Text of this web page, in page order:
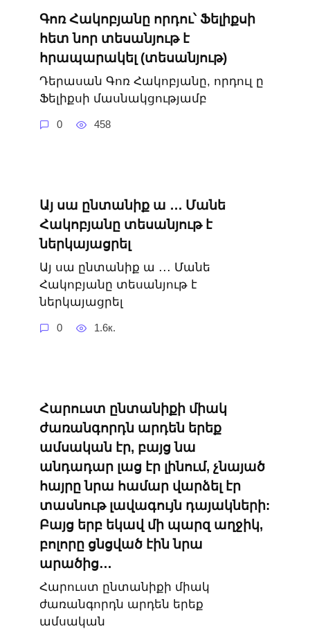
Գոռ Հակոբյանը որդու՝ Ֆելիքսի
հետ նոր տեսանյութ է
հրապարակել (տեսանյութ)
Դերասան Գոռ Հակոբյանը, որդուլ ը
Ֆելիքսի մասնակցությամբ
0 458
Այ սա ընտանիք ա ․․․ Մանե
Հակոբյանը տեսանյութ է
ներկայացրել
Այ սա ընտանիք ա ․․․ Մանե
Հակոբյանը տեսանյութ է
ներկայացրել
0 1.6к.
Հարուստ ընտանիքի միակ
ժառանգորդն արդեն երեք
ամսական էր, բայց նա
անդադար լաց էր լինում, չնայած
հայրը նրա համար վարձել էր
տասնութ լավագույն դայակների:
Բայց երբ եկավ մի պարզ աղջիկ,
բոլորը ցնցված էին նրա
արածից…
Հարուստ ընտանիքի միակ
ժառանգորդն արդեն երեք
ամսական